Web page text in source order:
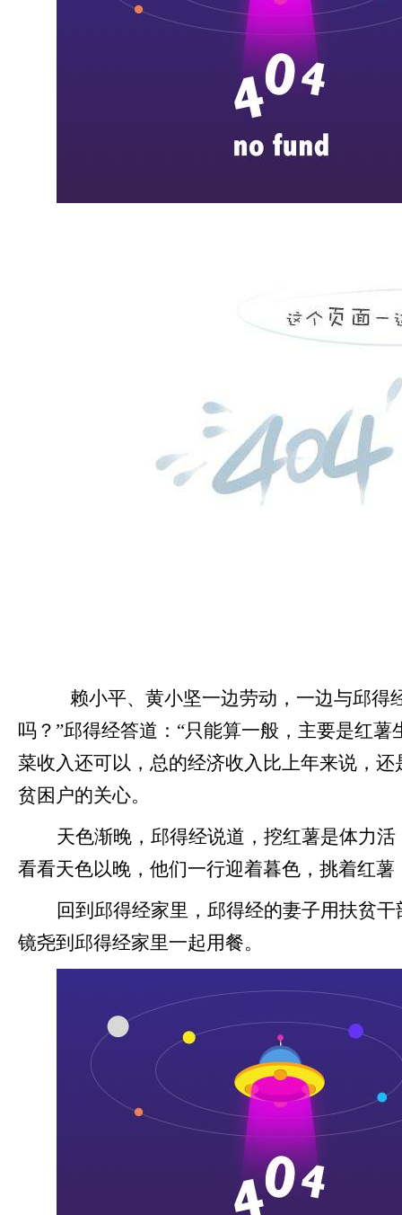
赖小平、黄小坚一边劳动，一边与邱得
吗？”邱得经答道：“只能算一般，主要是红
菜收入还可以，总的经济收入比上年来说，
贫困户的关心。
天色渐晚，邱得经说道，挖红薯是体力
看看天色以晚，他们一行迎着暮色，挑着红
回到邱得经家里，邱得经的妻子用扶贫
镜尧到邱得经家里一起用餐。